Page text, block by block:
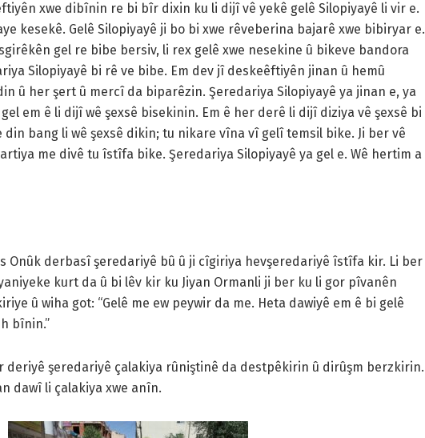
xwe dibînin re bi bîr dixin ku li dijî vê yekê gelê Silopiyayê li vir e.
kesekê. Gelê Silopiyayê ji bo bi xwe rêveberina bajarê xwe bibiryar e.
gel re bibe bersiv, li rex gelê xwe nesekine û bikeve bandora
Silopiyayê bi rê ve bibe. Em dev jî deskeêftiyên jinan û hemû
û her şert û mercî da biparêzin. Şeredariya Silopiyayê ya jinan e, ya
em ê li dijî wê şexsê bisekinin. Em ê her derê li dijî diziya vê şexsê bi
bang li wê şexsê dikin; tu nikare vîna vî gelî temsil bike. Ji ber vê
me divê tu îstîfa bike. Şeredariya Silopiyayê ya gel e. Wê hertim a
Onûk derbasî şeredariyê bû û ji cîgiriya hevşeredariyê îstîfa kir. Li ber
kurt da û bi lêv kir ku Jiyan Ormanli ji ber ku li gor pîvanên
û wiha got: “Gelê me ew peywir da me. Heta dawiyê em ê bi gelê
bînin.”
deriyê şeredariyê çalakiya rûniştinê da destpêkirin û dirûşm berzkirin.
dawî li çalakiya xwe anîn.